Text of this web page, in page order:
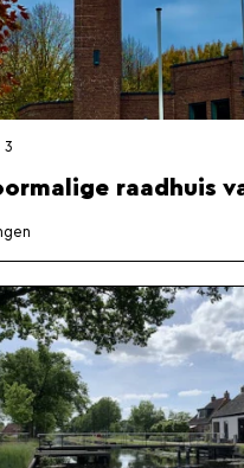
3
raadhuis